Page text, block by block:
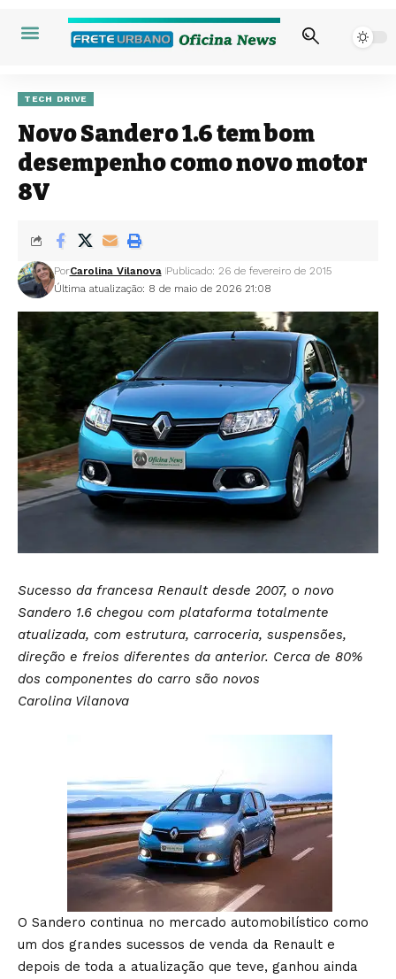
TECH DRIVE
Novo Sandero 1.6 tem bom
desempenho como novo motor
8V
Última atualização: 8 de maio de 2026 21:08
PorCarolina Vilanova Publicado: 26 de fevereiro de 2015
Sucesso da francesa Renault desde 2007, o novo
Sandero 1.6 chegou com plataforma totalmente
atualizada, com estrutura, carroceria, suspensões,
direção e freios diferentes da anterior. Cerca de 80%
dos componentes do carro são novos
Carolina Vilanova
O Sandero continua no mercado automobilístico como
um dos grandes sucessos de venda da Renault e
depois de toda a atualização que teve, ganhou ainda